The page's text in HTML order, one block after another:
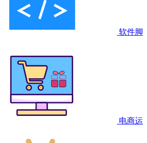
软件脚
电商运